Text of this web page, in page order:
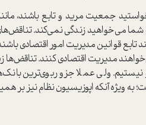
جمعیت مرید و تابع باشند،
شما می‌خواهید زندگی نمی‌کند.
قوانین مدیریت امور اقتصادی
مدیریت اقتصادی کنند. تناقض‌ها
نیستیم. ولی عملا جزو ربوی‌ترین
به ویژه آنکه اپوزیسیون نظام نیز بر